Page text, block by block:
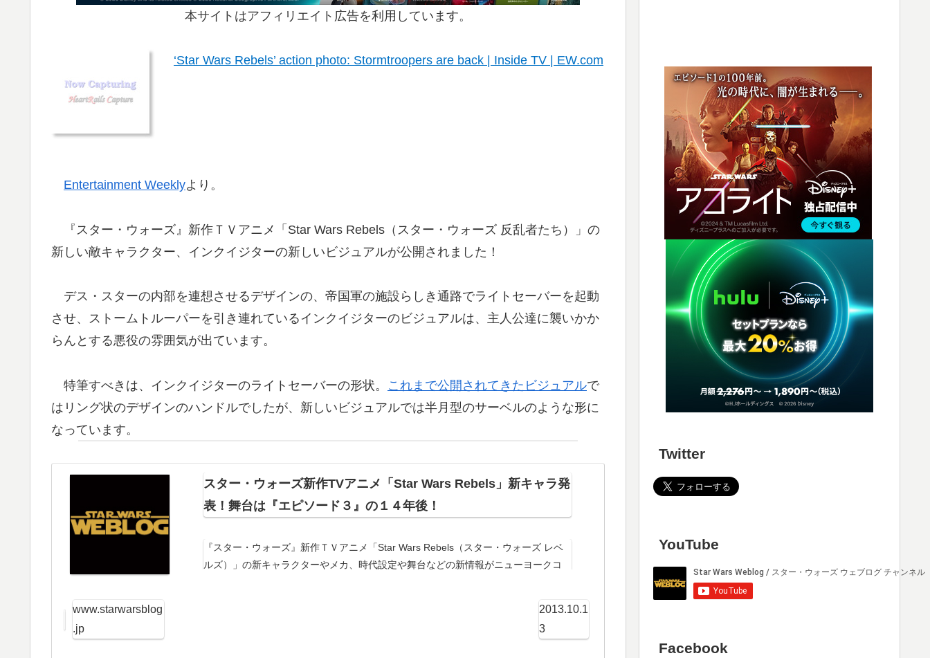
本サイトはアフィリエイト広告を利用しています。
‘Star Wars Rebels’ action photo: Stormtroopers are back | Inside TV | EW.com
Entertainment Weeklyより。
『スター・ウォーズ』新作ＴＶアニメ「Star Wars Rebels（スター・ウォーズ 反乱者たち）」の
新しい敵キャラクター、インクイジターの新しいビジュアルが公開されました！
デス・スターの内部を連想させるデザインの、帝国軍の施設らしき通路でライトセーバーを起動
させ、ストームトルーパーを引き連れているインクイジターのビジュアルは、主人公達に襲いかか
らんとする悪役の雰囲気が出ています。
特筆すべきは、インクイジターのライトセーバーの形状。 これまで公開されてきたビジュアルで
はリング状のデザインのハンドルでしたが、新しいビジュアルでは半月型のサーベルのような形に
なっています。
スター・ウォーズ新作TVアニメ「Star Wars Rebels」新キャラ発
表！舞台は『エピソード３』の１４年後！
『スター・ウォーズ』新作ＴＶアニメ「Star Wars Rebels（スター・ウォーズ レベ
ルズ）」の新キャラクターやメカ、時代設定や舞台などの新情報がニューヨークコ
www.starwarsblog
.jp
2013.10.1
3
Twitter
YouTube
Facebook